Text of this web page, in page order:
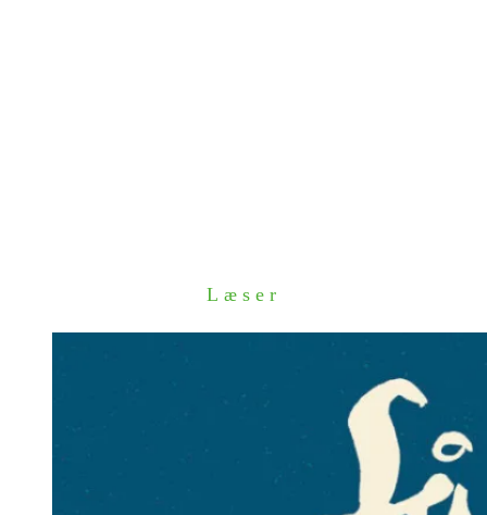
Læser